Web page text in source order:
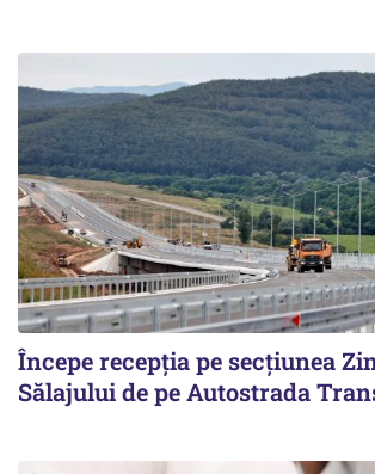
Începe recepţia pe secţiunea
Sălajului de pe Autostrada